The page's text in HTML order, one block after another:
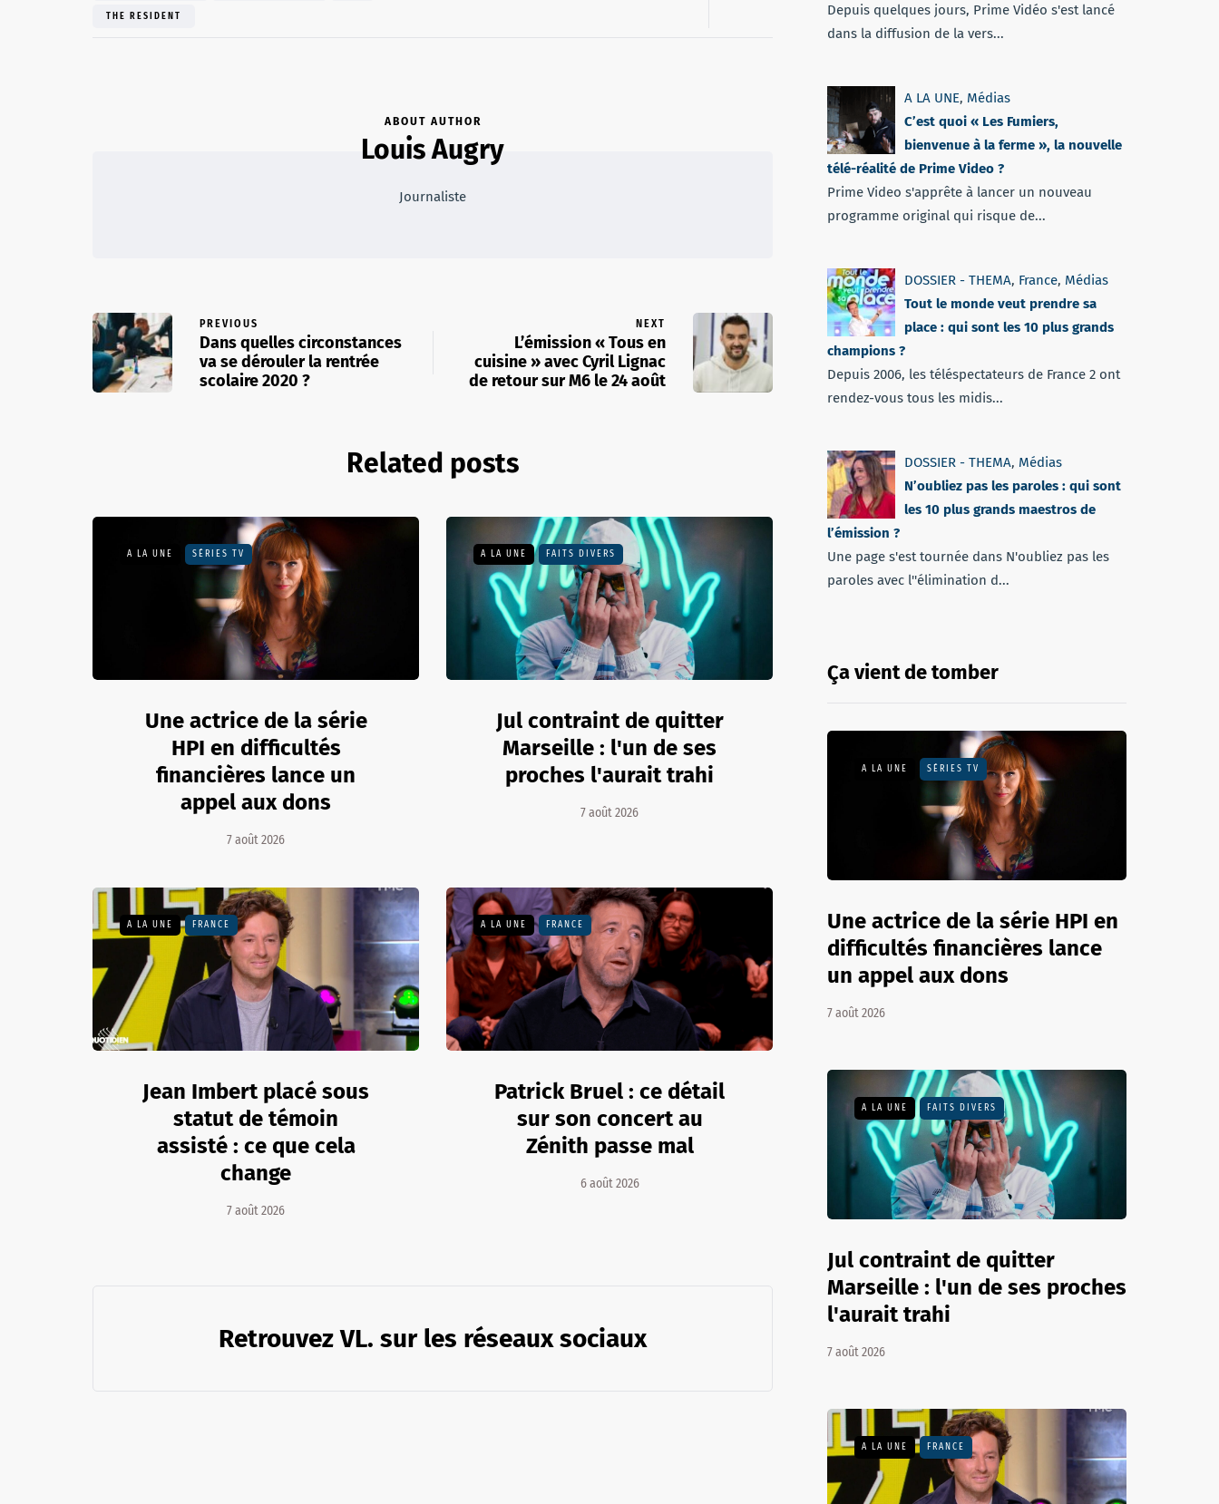
THE RESIDENT
ABOUT AUTHOR
Louis Augry
Journaliste
PREVIOUS
Dans quelles circonstances
va se dérouler la rentrée
scolaire 2020 ?
NEXT
L’émission « Tous en
cuisine » avec Cyril Lignac
de retour sur M6 le 24 août
Related posts
A LA UNE SÉRIES TV
Une actrice de la série
HPI en difficultés
financières lance un
appel aux dons
7 août 2026
A LA UNE FAITS DIVERS
Jul contraint de quitter
Marseille : l'un de ses
proches l'aurait trahi
7 août 2026
A LA UNE FRANCE
Jean Imbert placé sous
statut de témoin
assisté : ce que cela
change
7 août 2026
A LA UNE FRANCE
Patrick Bruel : ce détail
sur son concert au
Zénith passe mal
6 août 2026
Retrouvez VL. sur les réseaux sociaux
Depuis quelques jours, Prime Vidéo s'est lancé
dans la diffusion de la vers...
A LA UNE, Médias
C’est quoi « Les Fumiers,
bienvenue à la ferme », la nouvelle
télé-réalité de Prime Video ?
Prime Video s'apprête à lancer un nouveau
programme original qui risque de...
DOSSIER - THEMA, France, Médias
Tout le monde veut prendre sa
place : qui sont les 10 plus grands
champions ?
Depuis 2006, les téléspectateurs de France 2 ont
rendez-vous tous les midis...
DOSSIER - THEMA, Médias
N’oubliez pas les paroles : qui sont
les 10 plus grands maestros de
l’émission ?
Une page s'est tournée dans N'oubliez pas les
paroles avec l''élimination d...
Ça vient de tomber
A LA UNE SÉRIES TV
Une actrice de la série HPI en
difficultés financières lance
un appel aux dons
7 août 2026
A LA UNE FAITS DIVERS
Jul contraint de quitter
Marseille : l'un de ses proches
l'aurait trahi
7 août 2026
A LA UNE FRANCE